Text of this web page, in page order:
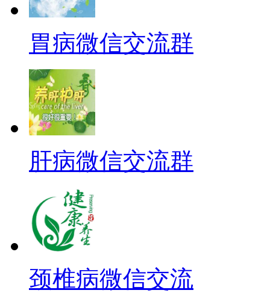
胃病微信交流群
肝病微信交流群
颈椎病微信交流